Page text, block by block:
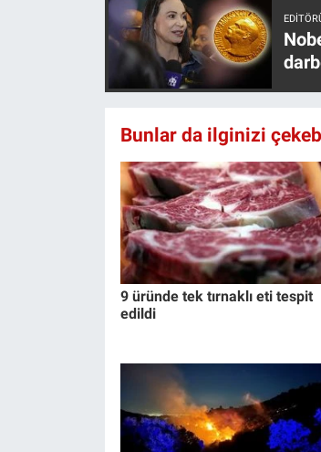
Bunlar da ilginizi
9 üründe tek tırnaklı eti tespit
edildi
Türkiye'nin Geleceği
Türkiye'nin Gündemi
Yerel Gündem
Yerel Yaşam
Canlı Yayın